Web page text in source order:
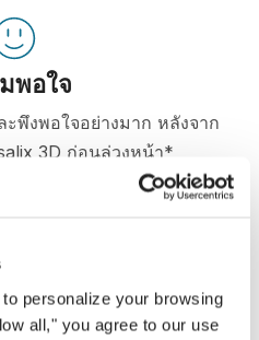
personalize your browsing
all," you agree to our use
พอใจ
พึงพอใจอย่างมาก หลังจาก
3D ก่อนล่วงหน้า*
ในประเทศสวิสแลนด์